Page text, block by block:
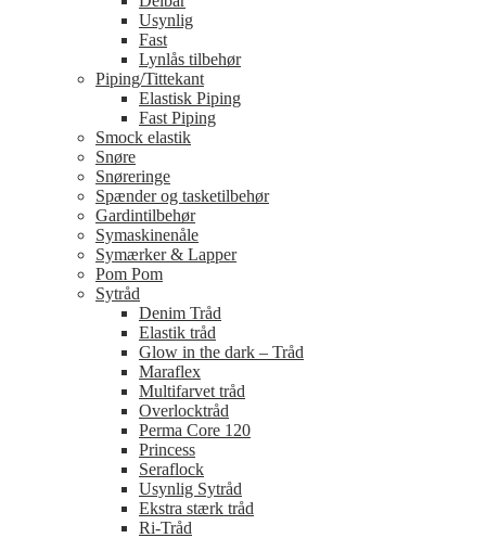
Usynlig
Fast
Lynlås tilbehør
Piping/Tittekant
Elastisk Piping
Fast Piping
Smock elastik
Snøre
Snøreringe
Spænder og tasketilbehør
Gardintilbehør
Symaskinenåle
Symærker & Lapper
Pom Pom
Sytråd
Denim Tråd
Elastik tråd
Glow in the dark – Tråd
Maraflex
Multifarvet tråd
Overlocktråd
Perma Core 120
Princess
Seraflock
Usynlig Sytråd
Ekstra stærk tråd
Ri-Tråd